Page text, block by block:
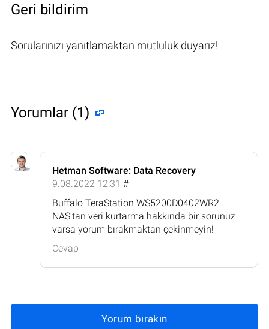
Geri bildirim
Sorularınızı yanıtlamaktan mutluluk duyarız!
Yorumlar (1)
Hetman Software: Data Recovery
9.08.2022 12:31 #
Buffalo TeraStation WS5200D0402WR2
NAS'tan veri kurtarma hakkında bir sorunuz
varsa yorum bırakmaktan çekinmeyin!
Cevap
Yorum bırakın